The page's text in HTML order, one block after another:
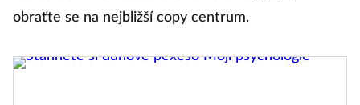
obraťte se na nejbližší copy centrum.